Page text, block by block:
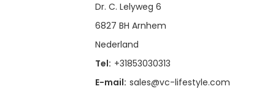
Dr. C. Lelyweg 6
6827 BH Arnhem
Nederland
Tel: +31853030313
E-mail: sales@vc-lifestyle.com